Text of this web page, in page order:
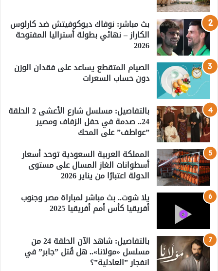
بث مباشر: نوفاك ديوكوفيتش ضد كارلوس
الكاراز – نهائي بطولة أستراليا المفتوحة
2026
الصيام المتقطع يساعد على فقدان الوزن
دون حساب السعرات
بالتفاصيل: مسلسل شارع الأعشى 2 الحلقة
24.. صدمة في حفل الزفاف ومصير
”عواطف” على المحك
المملكة العربية السعودية توحد أسعار
أسطوانات الغاز المسال على مستوى
الدولة اعتبارًا من يناير 2026
يلا شوت.. بث مباشر لمباراة مصر وجنوب
أفريقيا كأس أمم أفريقيا 2025
بالتفاصيل: شاهد الآن الحلقة 24 من
مسلسل «مولانا».. هل قُتل ”جابر” في
انفجار ”العادلية”؟